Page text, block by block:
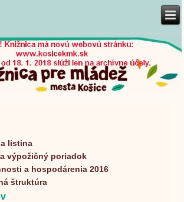
listina
výpožičný poriadok
a hospodárenia 2016
štruktúra